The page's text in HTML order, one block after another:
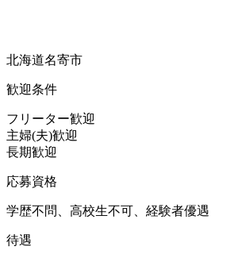
北海道名寄市
歓迎条件
フリーター歓迎
主婦(夫)歓迎
長期歓迎
応募資格
学歴不問、高校生不可、経験者優遇
待遇